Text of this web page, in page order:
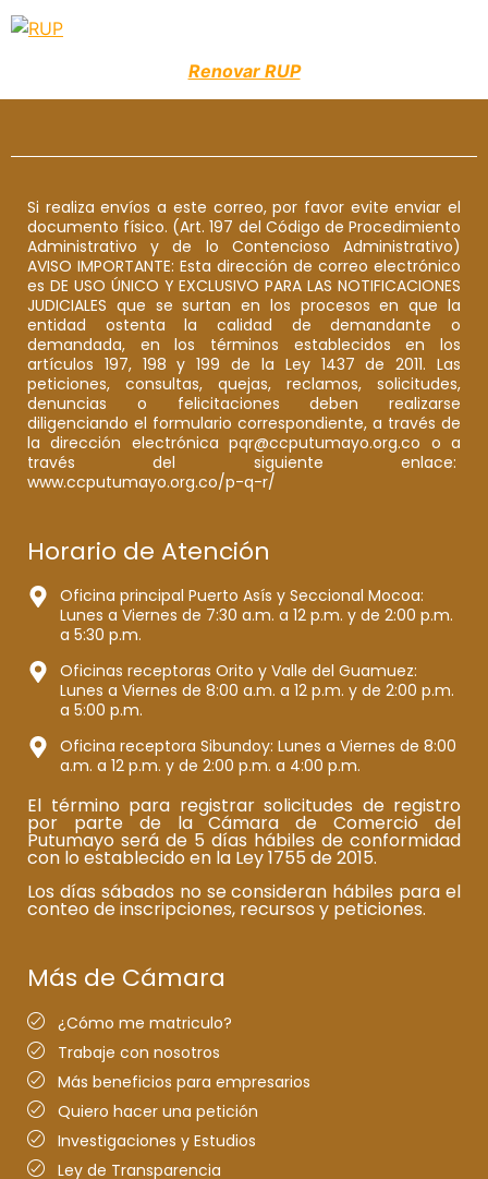
Renovar RUP
Si realiza envíos a este correo, por favor evite enviar el
documento físico. (Art. 197 del Código de Procedimiento
Administrativo y de lo Contencioso Administrativo)
AVISO IMPORTANTE: Esta dirección de correo electrónico
es DE USO ÚNICO Y EXCLUSIVO PARA LAS NOTIFICACIONES
JUDICIALES que se surtan en los procesos en que la
entidad ostenta la calidad de demandante o
demandada, en los términos establecidos en los
artículos 197, 198 y 199 de la Ley 1437 de 2011. Las
peticiones, consultas, quejas, reclamos, solicitudes,
denuncias o felicitaciones deben realizarse
diligenciando el formulario correspondiente, a través de
la dirección electrónica pqr@ccputumayo.org.co o a
través del siguiente enlace:
www.ccputumayo.org.co/p-q-r/
Horario de Atención
Oficina principal Puerto Asís y Seccional Mocoa:
Lunes a Viernes de 7:30 a.m. a 12 p.m. y de 2:00 p.m.
a 5:30 p.m.
Oficinas receptoras Orito y Valle del Guamuez:
Lunes a Viernes de 8:00 a.m. a 12 p.m. y de 2:00 p.m.
a 5:00 p.m.
Oficina receptora Sibundoy: Lunes a Viernes de 8:00
a.m. a 12 p.m. y de 2:00 p.m. a 4:00 p.m.
El término para registrar solicitudes de registro
por parte de la Cámara de Comercio del
Putumayo será de 5 días hábiles de conformidad
con lo establecido en la Ley 1755 de 2015.
Los días sábados no se consideran hábiles para el
conteo de inscripciones, recursos y peticiones.
Más de Cámara
¿Cómo me matriculo?
Trabaje con nosotros
Más beneficios para empresarios
Quiero hacer una petición
Investigaciones y Estudios
Ley de Transparencia